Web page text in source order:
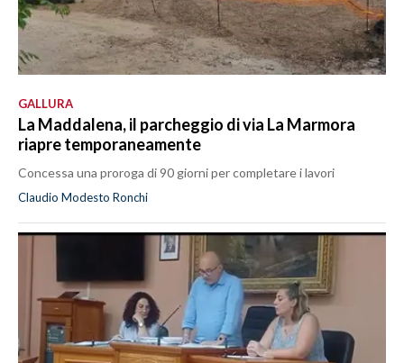
GALLURA
La Maddalena, il parcheggio di via La Marmora
riapre temporaneamente
Concessa una proroga di 90 giorni per completare i lavori
Claudio Modesto Ronchi